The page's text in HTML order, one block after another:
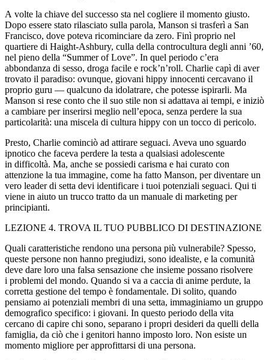
A volte la chiave del successo sta nel cogliere il momento giusto.
Dopo essere stato rilasciato sulla parola, Manson si trasferì a San
Francisco, dove poteva ricominciare da zero. Finì proprio nel
quartiere di Haight-Ashbury, culla della controcultura degli anni ’60,
nel pieno della “Summer of Love”. In quel periodo c’era
abbondanza di sesso, droga facile e rock’n’roll. Charlie capì di aver
trovato il paradiso: ovunque, giovani hippy innocenti cercavano il
proprio guru — qualcuno da idolatrare, che potesse ispirarli. Ma
Manson si rese conto che il suo stile non si adattava ai tempi, e iniziò
a cambiare per inserirsi meglio nell’epoca, senza perdere la sua
particolarità: una miscela di cultura hippy con un tocco di pericolo.
Presto, Charlie cominciò ad attirare seguaci. Aveva uno sguardo
ipnotico che faceva perdere la testa a qualsiasi adolescente
in difficoltà. Ma, anche se possiedi carisma e hai curato con
attenzione la tua immagine, come ha fatto Manson, per diventare un
vero leader di setta devi identificare i tuoi potenziali seguaci. Qui ti
viene in aiuto un trucco tratto da un manuale di marketing per
principianti.
LEZIONE 4. TROVA IL TUO PUBBLICO DI DESTINAZIONE
Quali caratteristiche rendono una persona più vulnerabile? Spesso,
queste persone non hanno pregiudizi, sono idealiste, e la comunità
deve dare loro una falsa sensazione che insieme possano risolvere
i problemi del mondo. Quando si va a caccia di anime perdute, la
corretta gestione del tempo è fondamentale. Di solito, quando
pensiamo ai potenziali membri di una setta, immaginiamo un gruppo
demografico specifico: i giovani. In questo periodo della vita
cercano di capire chi sono, separano i propri desideri da quelli della
famiglia, da ciò che i genitori hanno imposto loro. Non esiste un
momento migliore per approfittarsi di una persona.